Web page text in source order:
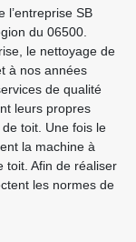
l’entreprise SB
du 06500.
le nettoyage de
à nos années
de qualité
leurs propres
toit. Une fois le
la machine à
toit. Afin de réaliser
les normes de